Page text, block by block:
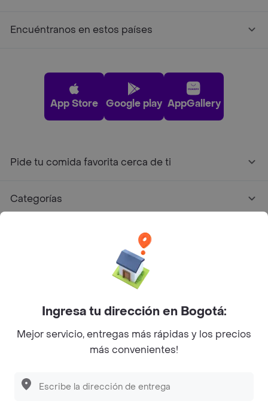
Encuéntranos en estos países
App Store Google play AppGallery
Pide tu comida favorita cerca de ti
Categorías
Facebook
Twitter
Instagram
©2026Rappi Inc. All rights reserved.
Ingresa tu dirección en Bogotá:
Mejor servicio, entregas más rápidas y los precios
más convenientes!